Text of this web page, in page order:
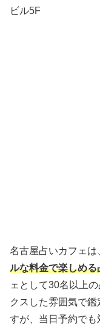
ビル5F
名古屋占いカフェは
ルな料金で楽しめる
ェとして30名以上
クスした雰囲気で
すが、当日予約でも